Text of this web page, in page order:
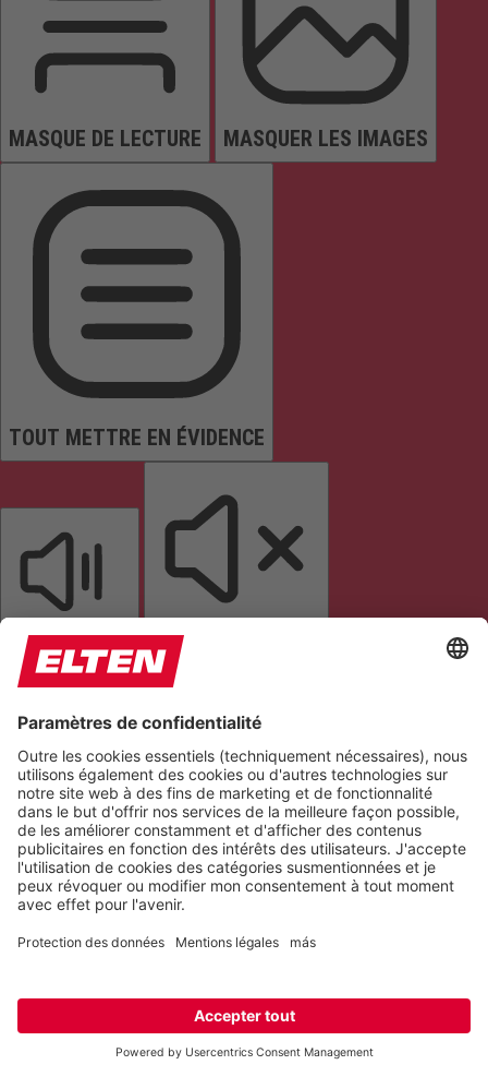
MASQUE DE LECTURE MASQUER LES IMAGES
TOUT METTRE EN ÉVIDENCE
LIRE LA PAGE COUPER LES SONS
ARRÊTER LES ANIMATIONS